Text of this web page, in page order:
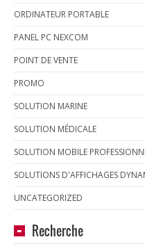
ORDINATEUR PORTABLE
PANEL PC NEXCOM
POINT DE VENTE
PROMO
SOLUTION MARINE
SOLUTION MÉDICALE
SOLUTION MOBILE
SOLUTIONS D'AFFICHAGES
UNCATEGORIZED
Recherche